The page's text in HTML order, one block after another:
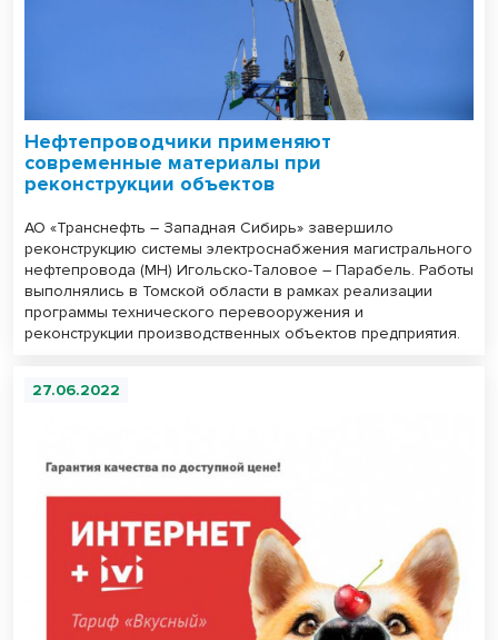
Нефтепроводчики применяют
современные материалы при
реконструкции объектов
АО «Транснефть – Западная Сибирь» завершило
реконструкцию системы электроснабжения магистрального
нефтепровода (МН) Игольско-Таловое – Парабель. Работы
выполнялись в Томской области в рамках реализации
программы технического перевооружения и
реконструкции производственных объектов предприятия.
27.06.2022